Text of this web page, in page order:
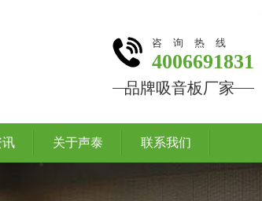
咨询热线
4006691831
品牌吸音板厂家
讯 关于声泰 联系我们